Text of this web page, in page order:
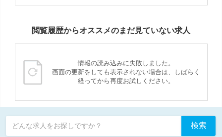
閲覧履歴からオススメのまだ見ていない求人
情報の読み込みに失敗しました。
画面の更新をしても表示されない場合は、しばらく
経ってから再度お試しください。
どんな求人をお探しですか？ 検索